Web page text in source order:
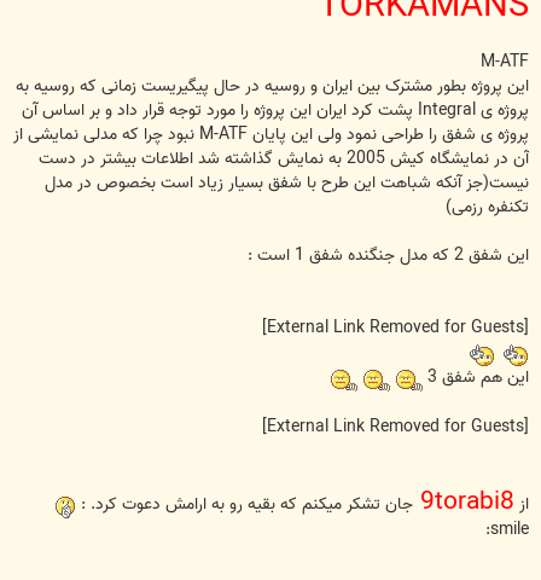
M-ATF
این پروژه بطور مشترک بین ایران و روسیه در حال پیگیریست زمانی که روسیه به
پروژه ی Integral پشت کرد ایران این پروژه را مورد توجه قرار داد و بر اساس آن
پروژه ی شفق را طراحی نمود ولی این پایان M-ATF نبود چرا که مدلی نمایشی از
آن در نمایشگاه کیش 2005 به نمایش گذاشته شد اطلاعات بیشتر در دست
نیست(جز آنکه شباهت این طرح با شفق بسیار زیاد است بخصوص در مدل
تکنفره رزمی)
این شفق 2 که مدل جنگنده شفق 1 است :
این هم شفق 3
از 9torabi8 جان تشکر میکنم که بقیه رو به ارامش دعوت کرد. :
smile: